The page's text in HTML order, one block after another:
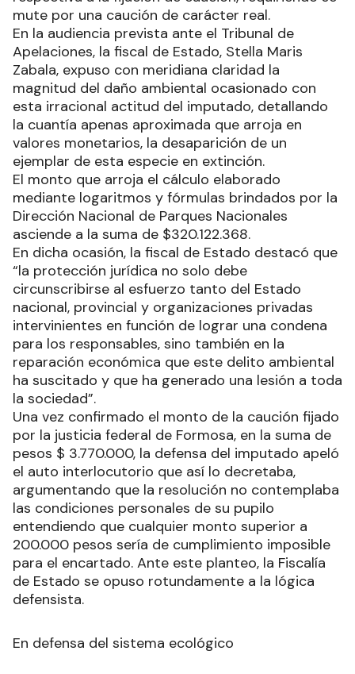
mute por una caución de carácter real.
En la audiencia prevista ante el Tribunal de
Apelaciones, la fiscal de Estado, Stella Maris
Zabala, expuso con meridiana claridad la
magnitud del daño ambiental ocasionado con
esta irracional actitud del imputado, detallando
la cuantía apenas aproximada que arroja en
valores monetarios, la desaparición de un
ejemplar de esta especie en extinción.
El monto que arroja el cálculo elaborado
mediante logaritmos y fórmulas brindados por la
Dirección Nacional de Parques Nacionales
asciende a la suma de $320.122.368.
En dicha ocasión, la fiscal de Estado destacó que
“la protección jurídica no solo debe
circunscribirse al esfuerzo tanto del Estado
nacional, provincial y organizaciones privadas
intervinientes en función de lograr una condena
para los responsables, sino también en la
reparación económica que este delito ambiental
ha suscitado y que ha generado una lesión a toda
la sociedad”.
Una vez confirmado el monto de la caución fijado
por la justicia federal de Formosa, en la suma de
pesos $ 3.770.000, la defensa del imputado apeló
el auto interlocutorio que así lo decretaba,
argumentando que la resolución no contemplaba
las condiciones personales de su pupilo
entendiendo que cualquier monto superior a
200.000 pesos sería de cumplimiento imposible
para el encartado. Ante este planteo, la Fiscalía
de Estado se opuso rotundamente a la lógica
defensista.
En defensa del sistema ecológico